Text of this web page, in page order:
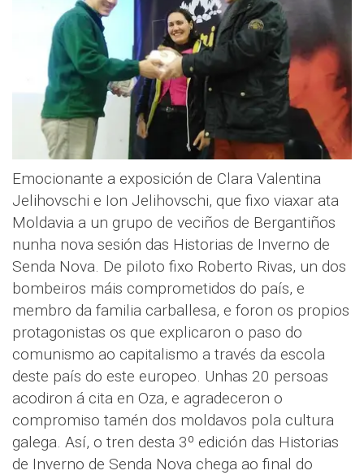
Emocionante a exposición de Clara Valentina
Jelihovschi e Ion Jelihovschi, que fixo viaxar ata
Moldavia a un grupo de veciños de Bergantiños
nunha nova sesión das Historias de Inverno de
Senda Nova. De piloto fixo Roberto Rivas, un dos
bombeiros máis comprometidos do país, e
membro da familia carballesa, e foron os propios
protagonistas os que explicaron o paso do
comunismo ao capitalismo a través da escola
deste país do este europeo. Unhas 20 persoas
acodiron á cita en Oza, e agradeceron o
compromiso tamén dos moldavos pola cultura
galega. Así, o tren desta 3º edición das Historias
de Inverno de Senda Nova chega ao final do